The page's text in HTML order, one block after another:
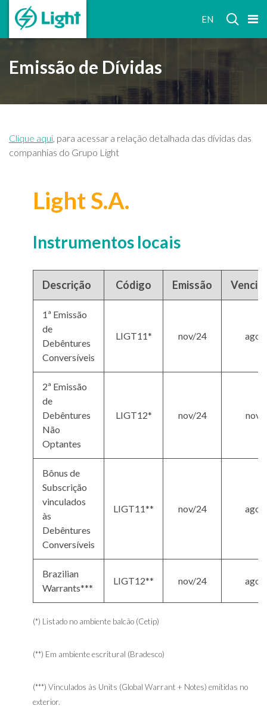
EN
Emissão de Dívidas
Clique aqui, para acessar a relação detalhada das dívidas das
companhias do Grupo Light
Light S.A.
Instrumentos locais
Descrição Código Emissão
1ª Emissão
de
Debêntures
Conversíveis
LIGT11* nov/24 ago/
2ª Emissão
de
Debêntures
Não
Optantes
LIGT12* nov/24 nov/
Bônus de
Subscrição
vinculados
às
Debêntures
Conversíveis
LIGT11** nov/24 ago/
Brazilian
Warrants***
LIGT12** nov/24 ago/
(*) Listado no ambiente balcão (Cetip)
(**) Em ambiente escritural (Bradesco)
(***) Vinculados às Units (Global Warrant + Notes) emitidas no
exterior.